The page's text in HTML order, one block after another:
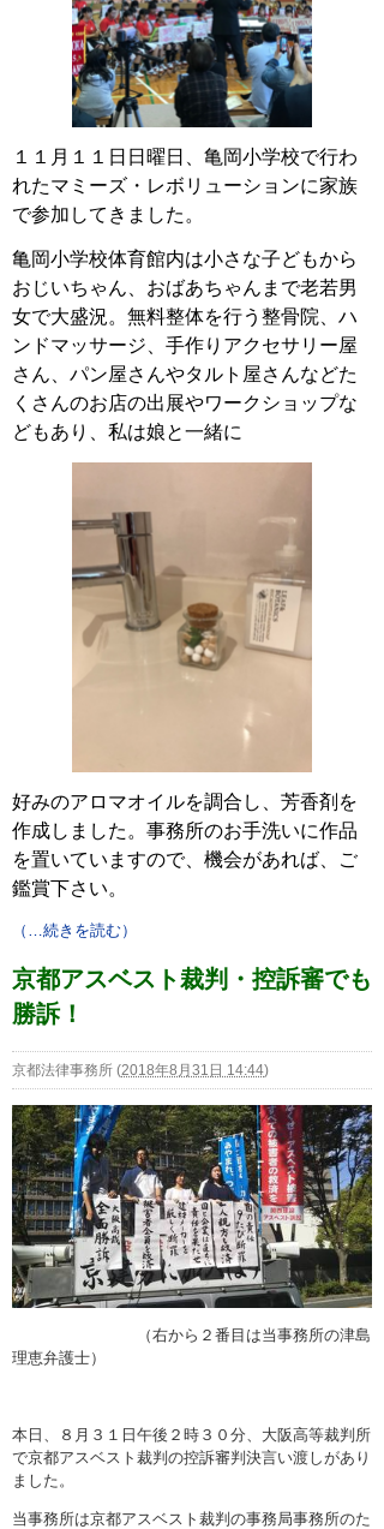
１１月１１日日曜日、亀岡小学校で行わ
れたマミーズ・レボリューションに家族
で参加してきました。
亀岡小学校体育館内は小さな子どもから
おじいちゃん、おばあちゃんまで老若男
女で大盛況。無料整体を行う整骨院、ハ
ンドマッサージ、手作りアクセサリー屋
さん、パン屋さんやタルト屋さんなどた
くさんのお店の出展やワークショップな
どもあり、私は娘と一緒に
好みのアロマオイルを調合し、芳香剤を
作成しました。事務所のお手洗いに作品
を置いていますので、機会があれば、ご
鑑賞下さい。
（…続きを読む）
京都アスベスト裁判・控訴審でも
勝訴！
京都法律事務所 (2018年8月31日 14:44)
（右から２番目は当事務所の津島
理恵弁護士）
本日、８月３１日午後２時３０分、大阪高等裁判所
で京都アスベスト裁判の控訴審判決言い渡しがあり
ました。
当事務所は京都アスベスト裁判の事務局事務所のた